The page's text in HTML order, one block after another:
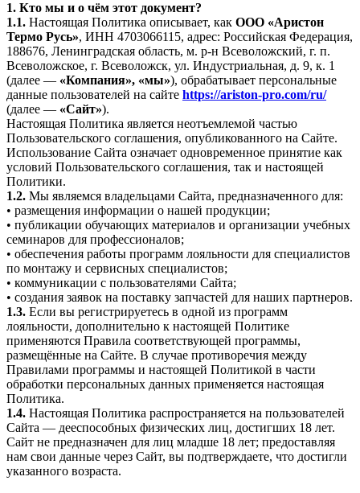
1. Кто мы и о чём этот документ?
1.1. Настоящая Политика описывает, как ООО «Аристон
Термо Русь», ИНН 4703066115, адрес: Российская Федерация,
188676, Ленинградская область, м. р-н Всеволожский, г. п.
Всеволожское, г. Всеволожск, ул. Индустриальная, д. 9, к. 1
(далее — «Компания», «мы»), обрабатывает персональные
данные пользователей на сайте https://ariston-pro.com/ru/
(далее — «Сайт»).
Настоящая Политика является неотъемлемой частью
Пользовательского соглашения, опубликованного на Сайте.
Использование Сайта означает одновременное принятие как
условий Пользовательского соглашения, так и настоящей
Политики.
1.2. Мы являемся владельцами Сайта, предназначенного для:
• размещения информации о нашей продукции;
• публикации обучающих материалов и организации учебных
семинаров для профессионалов;
• обеспечения работы программ лояльности для специалистов
по монтажу и сервисных специалистов;
• коммуникации с пользователями Сайта;
• создания заявок на поставку запчастей для наших партнеров.
1.3. Если вы регистрируетесь в одной из программ
лояльности, дополнительно к настоящей Политике
применяются Правила соответствующей программы,
размещённые на Сайте. В случае противоречия между
Правилами программы и настоящей Политикой в части
обработки персональных данных применяется настоящая
Политика.
1.4. Настоящая Политика распространяется на пользователей
Сайта — дееспособных физических лиц, достигших 18 лет.
Сайт не предназначен для лиц младше 18 лет; предоставляя
нам свои данные через Сайт, вы подтверждаете, что достигли
указанного возраста.